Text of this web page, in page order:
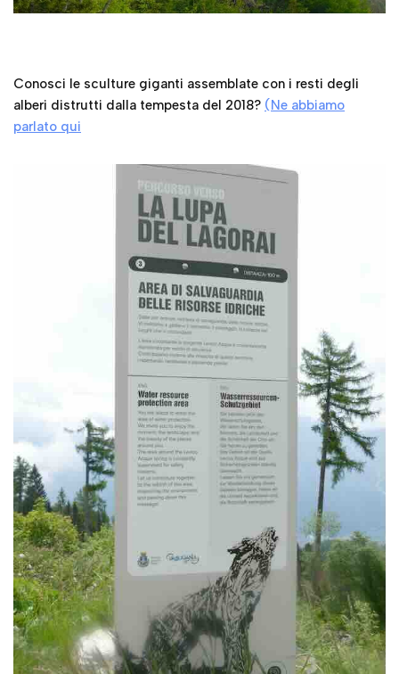
Conosci le sculture giganti assemblate con i resti degli
alberi distrutti dalla tempesta del 2018? (Ne abbiamo
parlato qui